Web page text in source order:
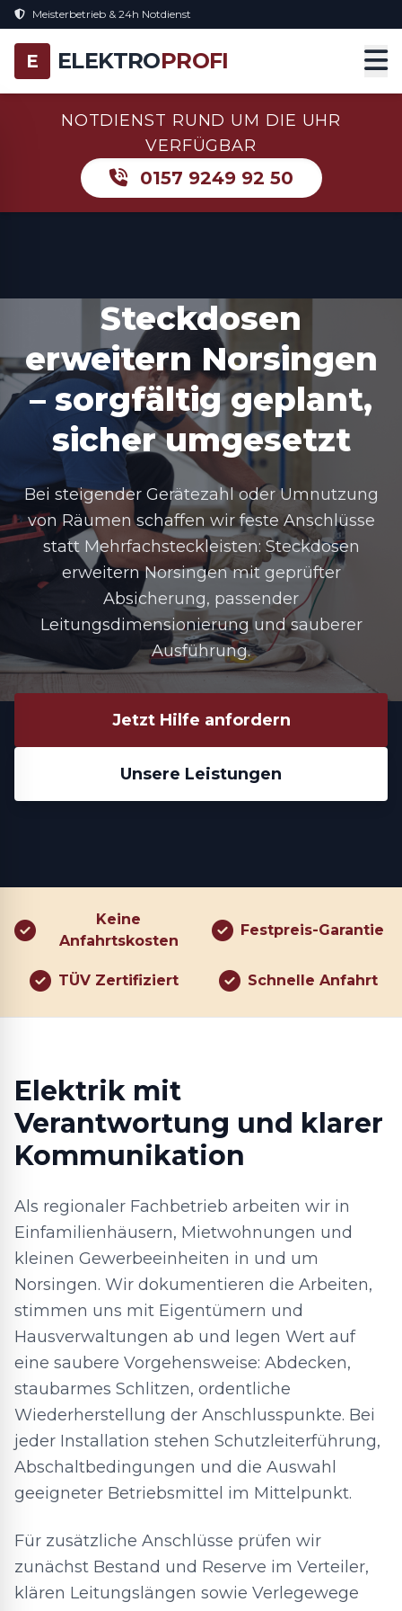
Meisterbetrieb & 24h Notdienst
E ELEKTROPROFI
NOTDIENST RUND UM DIE UHR
VERFÜGBAR
0157 9249 92 50
Steckdosen
erweitern Norsingen
– sorgfältig geplant,
sicher umgesetzt
Bei steigender Gerätezahl oder Umnutzung
von Räumen schaffen wir feste Anschlüsse
statt Mehrfachsteckleisten: Steckdosen
erweitern Norsingen mit geprüfter
Absicherung, passender
Leitungsdimensionierung und sauberer
Ausführung.
Jetzt Hilfe anfordern
Unsere Leistungen
Keine
Anfahrtskosten
Festpreis-Garantie
TÜV Zertifiziert Schnelle Anfahrt
Elektrik mit
Verantwortung und klarer
Kommunikation
Als regionaler Fachbetrieb arbeiten wir in
Einfamilienhäusern, Mietwohnungen und
kleinen Gewerbeeinheiten in und um
Norsingen. Wir dokumentieren die Arbeiten,
stimmen uns mit Eigentümern und
Hausverwaltungen ab und legen Wert auf
eine saubere Vorgehensweise: Abdecken,
staubarmes Schlitzen, ordentliche
Wiederherstellung der Anschlusspunkte. Bei
jeder Installation stehen Schutzleiterführung,
Abschaltbedingungen und die Auswahl
geeigneter Betriebsmittel im Mittelpunkt.
Für zusätzliche Anschlüsse prüfen wir
zunächst Bestand und Reserve im Verteiler,
klären Leitungslängen sowie Verlegewege